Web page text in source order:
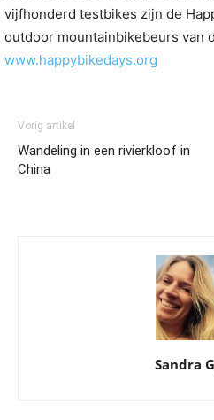
vijfhonderd testbikes zijn de
outdoor mountainbikebeurs van
www.happybikedays.org
Vorig artikel
Wandeling in een rivierkloof in
China
Sandra